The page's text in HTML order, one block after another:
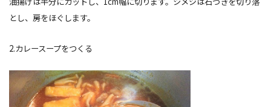
とし、房をほぐします。
2.カレースープをつくる